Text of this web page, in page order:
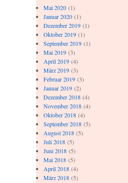
Mai 2020 (1)
Januar 2020 (1)
Dezember 2019 (1)
Oktober 2019 (1)
September 2019 (1)
Mai 2019 (3)
April 2019 (4)
März 2019 (3)
Februar 2019 (3)
Januar 2019 (2)
Dezember 2018 (4)
November 2018 (4)
Oktober 2018 (4)
September 2018 (5)
August 2018 (5)
Juli 2018 (5)
Juni 2018 (5)
Mai 2018 (5)
April 2018 (4)
März 2018 (5)